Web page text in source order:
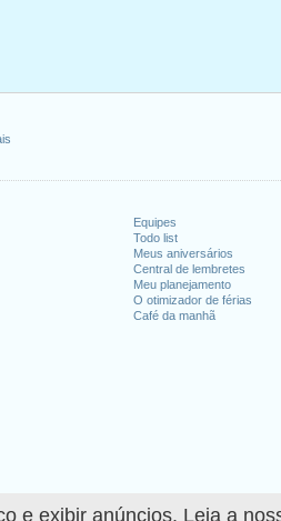
e exibir anúncios. Leia a
Equipes
Todo list
Meus aniversários
Central de lembretes
Meu planejamento
O otimizador de férias
Café da manhã